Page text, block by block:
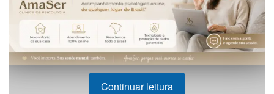
Continuar leitura